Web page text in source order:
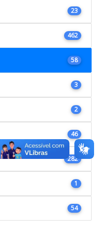
23
462
58
3
2
46
282
1
54